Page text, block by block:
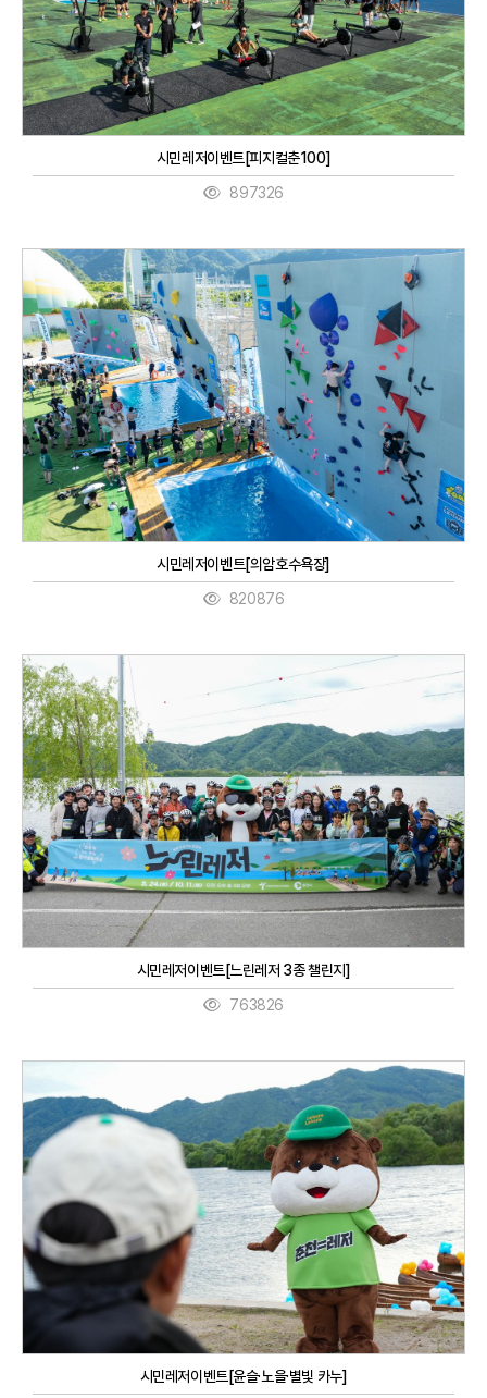
시민레저이벤트[피지컬춘100]
897326
시민레저이벤트[의암호수욕장]
820876
시민레저이벤트[느린레저 3종 챌린지]
763826
시민레저이벤트[윤슬·노을·별빛 카누]